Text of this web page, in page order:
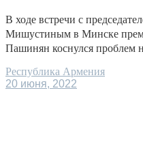
В ходе встречи с
Мишустиным в Минске
Пашинян коснулся
Республика Армения
20 июня, 2022